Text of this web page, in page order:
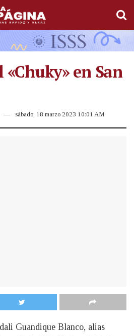
en San
sábado, 18 marzo 2023 10:01 AM
Guandique Blanco, alias